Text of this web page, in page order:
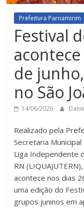
Prefeitura Parnamirim
Festival
de
no São
14/06/2026
Realizado pela
Secretaria
Liga Independente
RN
acontece nos dias
uma edição do
grupos juninos em